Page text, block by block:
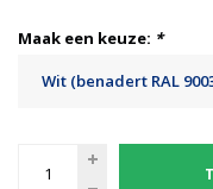
Maak een keuze: *
Wit (benadert RAL